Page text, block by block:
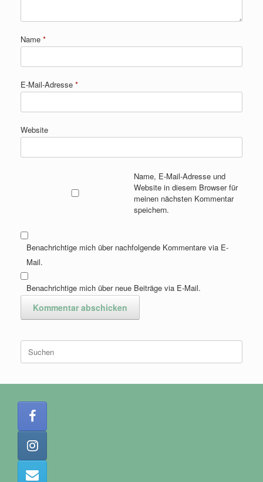
Name *
E-Mail-Adresse *
Website
Name, E-Mail-Adresse und
Website in diesem Browser für
meinen nächsten Kommentar
speichern.
Benachrichtige mich über nachfolgende Kommentare via E-
Mail.
Benachrichtige mich über neue Beiträge via E-Mail.
Suchen
nach: